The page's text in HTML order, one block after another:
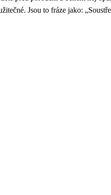
Jsou to fráze jako: